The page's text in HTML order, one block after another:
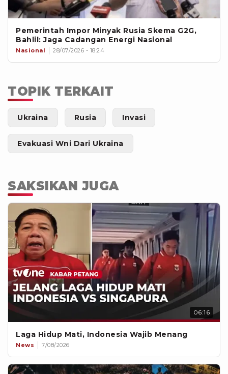
Pemerintah Impor Minyak Rusia Skema G2G,
Bahlil: Jaga Cadangan Energi Nasional
Nasional 28/07/2026 - 18:24
TOPIK TERKAIT
Ukraina Rusia Invasi
Evakuasi Wni Dari Ukraina
SAKSIKAN JUGA
06:16
Laga Hidup Mati, Indonesia Wajib Menang
News 7/08/2026